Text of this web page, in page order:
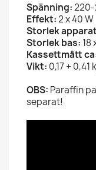
Spänning:220-
Effekt:2 x 40 W
Storlek apparat
Storlek bas: 18
Kassettmått
Vikt: 0,17 + 0,41
OBS: Paraffin
separat!